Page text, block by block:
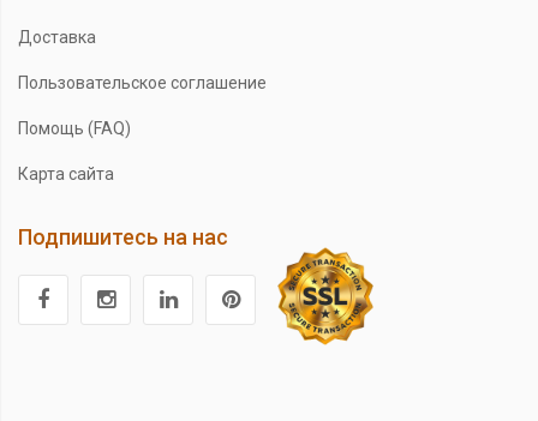
Доставка
Пользовательское соглашение
Помощь (FAQ)
Карта сайта
Подпишитесь на нас